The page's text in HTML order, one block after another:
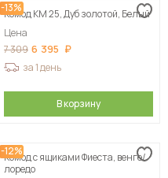
-13%
Комод КМ 25, Дуб золотой, Белый
Цена
7 309 6 395
за 1 день
В корзину
-12%
Комод с ящиками Фиеста, венге/
лоредо